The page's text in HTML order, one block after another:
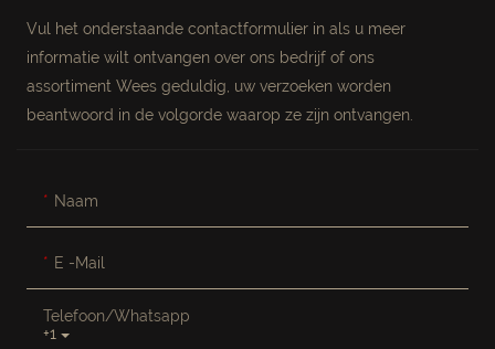
Vul het onderstaande contactformulier in als u meer
informatie wilt ontvangen over ons bedrijf of ons
assortiment Wees geduldig, uw verzoeken worden
beantwoord in de volgorde waarop ze zijn ontvangen.
Naam
E -mail
+1
Telefoon/whatsapp